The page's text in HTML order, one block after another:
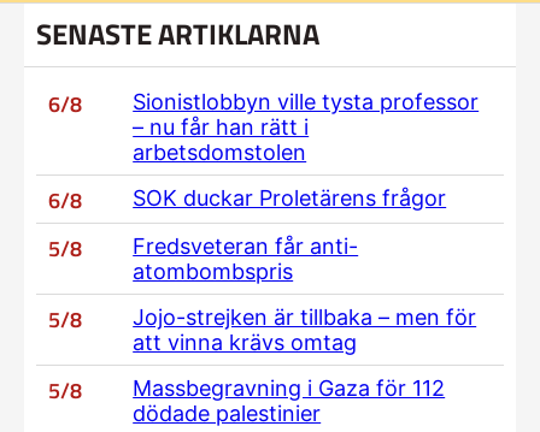
SENASTE ARTIKLARNA
6/8
Sionistlobbyn ville tysta professor
– nu får han rätt i
arbetsdomstolen
6/8 SOK duckar Proletärens frågor
5/8
Fredsveteran får anti-
atombombspris
5/8
Jojo-strejken är tillbaka – men för
att vinna krävs omtag
5/8
Massbegravning i Gaza för 112
dödade palestinier